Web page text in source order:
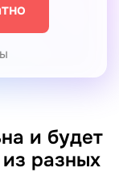
и будет
разных